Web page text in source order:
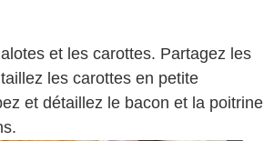
et les carottes. Partagez les
les carottes en petite
et détaillez le bacon et la poitrine